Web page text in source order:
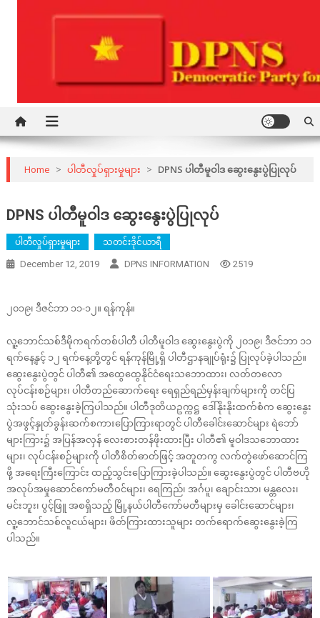
DPNS
Home > ပါတီလှုပ်ရှားမှုများ > DPNS ပါတီမူဝါဒ ဆွေးနွေးပွဲပြုလုပ်
DPNS ပါတီမူဝါဒ ဆွေးနွေးပွဲပြုလုပ်
ပါတီလှုပ်ရှားမှုများ သတင်းဒိုင်ယာရီ
December 12, 2019 DPNS INFORMATION 2519
၂၀၁၉၊ ဒီဇင်ဘာ ၁၁-၁၂။ ရန်ကုန်။
လူ့ဘောင်သစ်ဒီမိုကရက်တစ်ပါတီ ပါတီမူဝါဒ ဆွေးနွေးပွဲကို ၂၀၁၉၊ ဒီဇင်ဘာ ၁၁
ရက်နေ့နှင့် ၁၂ ရက်နေ့တို့တွင် ရန်ကုန်မြို့ရှိ ပါတီဌာနချုပ်ရုံး၌ ပြုလုပ်ခဲ့ပါသည်။
ဆွေးနွေးပွဲတွင် ပါတီ၏ အထွေထွေနိုင်ငံရေးသဘောထား၊ လတ်တလော
လုပ်ငန်းစဉ်များ၊ ပါတီတည်ဆောက်ရေး ရေရှည်ရည်မှန်းချက်များကို တင်ပြ
သုံးသပ် ဆွေးနွေးခဲ့ကြပါသည်။ ပါတီဒုတိယဥက္ကဋ္ဌ ဒေါ်နိုးနိုးထက်စံက ဆွေးနွေး
ပွဲအဖွင့်နှုတ်ခွန်းဆက်စကားပြောကြားရာတွင် ပါတီခေါင်းဆောင်များ ရဲဘော်
များကြား၌ အပြန်အလှန် လေးစားတန်ဖိုးထားပြီး ပါတီ၏ မူဝါဒသဘောထား
များ၊ လုပ်ငန်းစဉ်များကို ပါတီစိတ်ဓာတ်ဖြင့် အတူတကွ လက်တွဲဖော်ဆောင်ကြ
ဖို့ အရေးကြီးကြောင်း ထည့်သွင်းပြောကြားခဲ့ပါသည်။ ဆွေးနွေးပွဲတွင် ပါတီဗဟို
အလုပ်အမှုဆောင်ကော်မတီဝင်များ၊ ရေကြည်၊ အင်္ဂပူ၊ ချောင်းသာ၊ မန္တလေး၊
မင်းဘူး၊ ပွင့်ဖြူ အစရှိသည့် မြို့နယ်ပါတီကော်မတီများမှ ခေါင်းဆောင်များ၊
လူ့ဘောင်သစ်လူငယ်များ၊ ဖိတ်ကြားထားသူများ တက်ရောက်ဆွေးနွေးခဲ့ကြ
ပါသည်။